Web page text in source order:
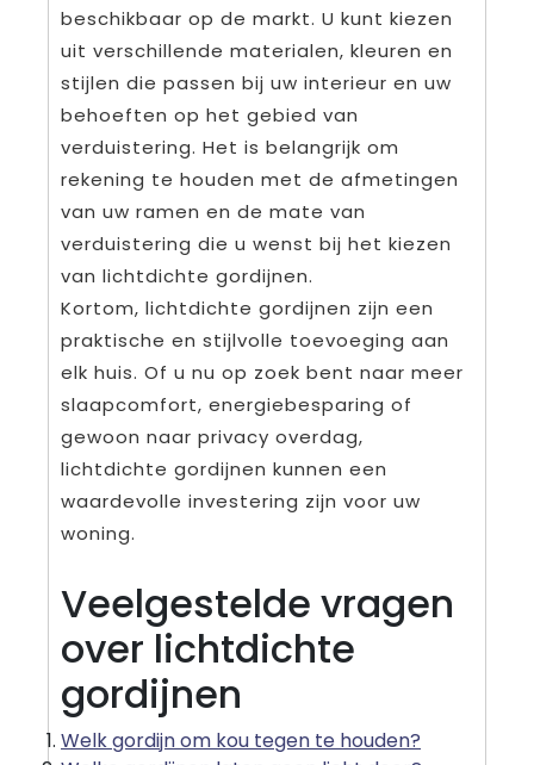
beschikbaar op de markt. U kunt kiezen
uit verschillende materialen, kleuren en
stijlen die passen bij uw interieur en uw
behoeften op het gebied van
verduistering. Het is belangrijk om
rekening te houden met de afmetingen
van uw ramen en de mate van
verduistering die u wenst bij het kiezen
van lichtdichte gordijnen.
Kortom, lichtdichte gordijnen zijn een
praktische en stijlvolle toevoeging aan
elk huis. Of u nu op zoek bent naar meer
slaapcomfort, energiebesparing of
gewoon naar privacy overdag,
lichtdichte gordijnen kunnen een
waardevolle investering zijn voor uw
woning.
Veelgestelde vragen
over lichtdichte
gordijnen
Welk gordijn om kou tegen te houden?